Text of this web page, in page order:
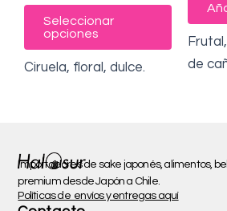
Seleccionar
opciones
página
de
producto
Ciruela, floral, dulce.
de
Importadores de sake japonés, alimentos,
premium desde Japón a Chile.
Políticas de envíos y entregas aquí